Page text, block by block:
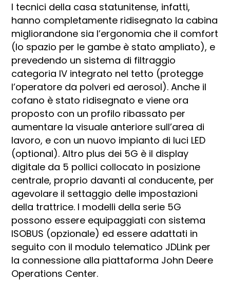
I tecnici della casa statunitense, infatti,
hanno completamente ridisegnato la cabina
migliorandone sia l’ergonomia che il comfort
(lo spazio per le gambe è stato ampliato), e
prevedendo un sistema di filtraggio
categoria IV integrato nel tetto (protegge
l’operatore da polveri ed aerosol). Anche il
cofano è stato ridisegnato e viene ora
proposto con un profilo ribassato per
aumentare la visuale anteriore sull’area di
lavoro, e con un nuovo impianto di luci LED
(optional). Altro plus dei 5G è il display
digitale da 5 pollici collocato in posizione
centrale, proprio davanti al conducente, per
agevolare il settaggio delle impostazioni
della trattrice. I modelli della serie 5G
possono essere equipaggiati con sistema
ISOBUS (opzionale) ed essere adattati in
seguito con il modulo telematico JDLink per
la connessione alla piattaforma John Deere
Operations Center.